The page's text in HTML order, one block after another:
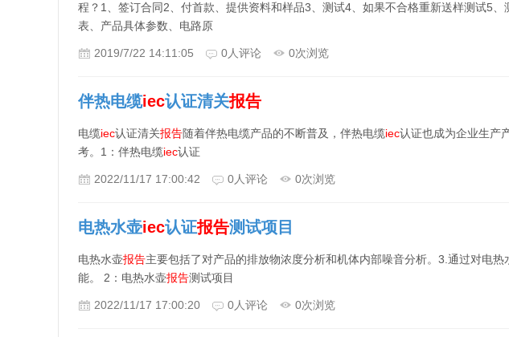
程？1、签订合同2、付首款、提供资料和样品3、测试4、如果不合格重新送样测试5、
表、产品具体参数、电路原
2019/7/22 14:11:05 0人评论 0次浏览
伴热电缆iec认证清关报告
电缆iec认证清关报告随着伴热电缆产品的不断普及，伴热电缆iec认证也成为企业生产
考。1：伴热电缆iec认证
2022/11/17 17:00:42 0人评论 0次浏览
电热水壶iec认证报告测试项目
电热水壶报告主要包括了对产品的排放物浓度分析和机体内部噪音分析。3.通过对电热
能。 2：电热水壶报告测试项目
2022/11/17 17:00:20 0人评论 0次浏览